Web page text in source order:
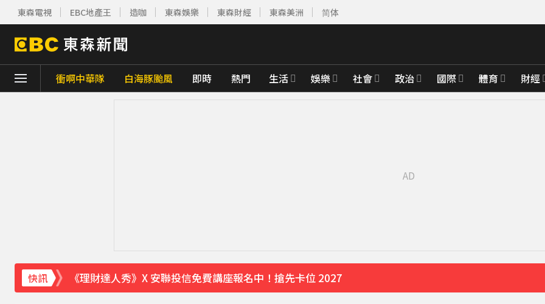
東森電視 EBC地產王 造咖 東森娛樂 東森財經 東森美洲 简体
衝啊中華隊 白海豚颱風 即時 熱門 生活 娛樂 社會 政治 國際 體育 財經
快訊
《理財達人秀》X 安聯投信免費講座報名中！搶先卡位 2027